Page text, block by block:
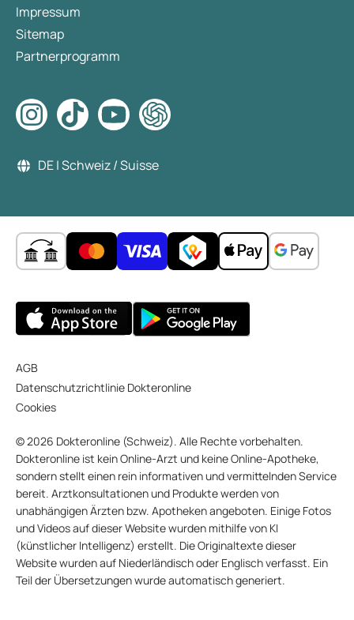
Impressum
Sitemap
Partnerprogramm
DE | Schweiz / Suisse
AGB
Datenschutzrichtlinie Dokteronline
Cookies
© 2026 Dokteronline (Schweiz). Alle Rechte vorbehalten.
Dokteronline ist kein Online-Arzt und keine Online-Apotheke,
sondern stellt einen rein informativen und vermittelnden Service
bereit. Arztkonsultationen und Produkte werden von
unabhängigen Ärzten bzw. Apotheken angeboten. Einige Fotos
und Videos auf dieser Website wurden mithilfe von KI
(künstlicher Intelligenz) erstellt. Die Originaltexte dieser
Website wurden auf Niederländisch oder Englisch verfasst. Ein
Teil der Übersetzungen wurde automatisch generiert.